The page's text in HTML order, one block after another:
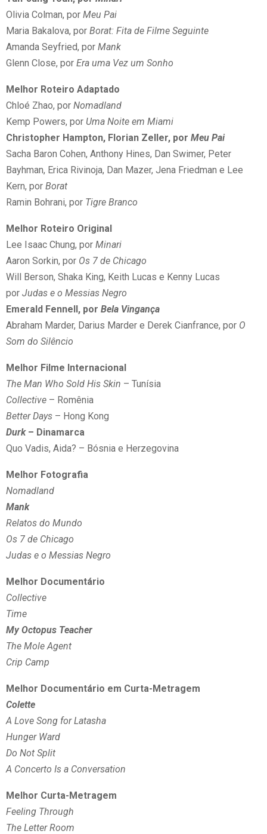
Olivia Colman, por Meu Pai
Maria Bakalova, por Borat: Fita de Filme Seguinte
Amanda Seyfried, por Mank
Glenn Close, por Era uma Vez um Sonho
Melhor Roteiro Adaptado
Chloé Zhao, por Nomadland
Kemp Powers, por Uma Noite em Miami
Christopher Hampton, Florian Zeller, por Meu Pai
Sacha Baron Cohen, Anthony Hines, Dan Swimer, Peter
Bayhman, Erica Rivinoja, Dan Mazer, Jena Friedman e Lee
Kern, por Borat
Ramin Bohrani, por Tigre Branco
Melhor Roteiro Original
Lee Isaac Chung, por Minari
Aaron Sorkin, por Os 7 de Chicago
Will Berson, Shaka King, Keith Lucas e Kenny Lucas
por Judas e o Messias Negro
Emerald Fennell, por Bela Vingança
Abraham Marder, Darius Marder e Derek Cianfrance, por O
Som do Silêncio
Melhor Filme Internacional
The Man Who Sold His Skin – Tunísia
Collective – Romênia
Better Days – Hong Kong
Durk– Dinamarca
Quo Vadis, Aida? – Bósnia e Herzegovina
Melhor Fotografia
Nomadland
Mank
Relatos do Mundo
Os 7 de Chicago
Judas e o Messias Negro
Melhor Documentário
Collective
Time
My Octopus Teacher
The Mole Agent
Crip Camp
Melhor Documentário em Curta-Metragem
Colette
A Love Song for Latasha
Hunger Ward
Do Not Split
A Concerto Is a Conversation
Melhor Curta-Metragem
Feeling Through
The Letter Room